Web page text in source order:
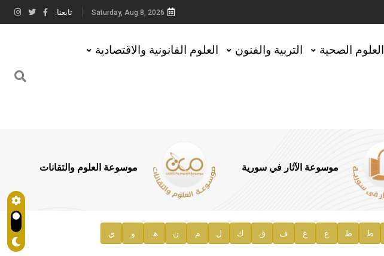
Saturday, Aug 8, 2026 تابعنا:
العلوم الصحية التربية والفنون العلوم القانونية والاقتصادية
موسوعة الآثار في سورية موسوعة العلوم والتقانات
ط ظ ع غ ف ق ك ل م ن هـ و ي